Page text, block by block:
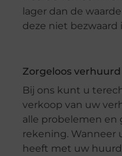
lager dan de
deze niet bezwaard
Zorgeloos
Bij ons kunt u
verkoop van uw
alle probelemen en
rekening. Wanneer
heeft met uw